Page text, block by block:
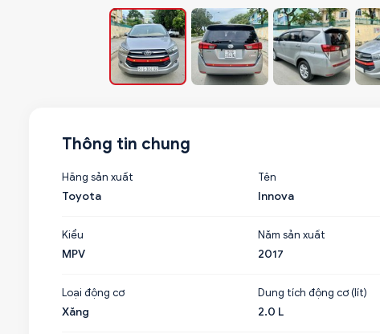
Thông tin chung
Hãng sản xuất
Toyota
Tên
Innova
Kiểu
MPV
Năm sản xuất
2017
Loại động cơ
Xăng
Dung tích động cơ (lít)
2.0 L